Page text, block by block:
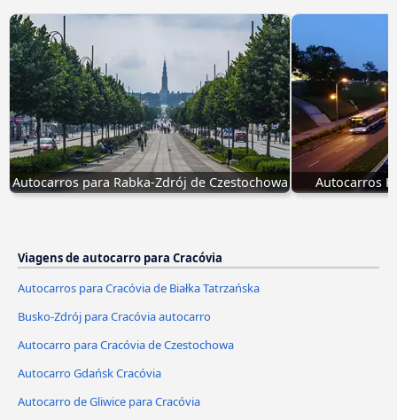
Autocarros para Rabka-Zdrój de Czestochowa Autocarros
Viagens de autocarro para Cracóvia
Autocarros para Cracóvia de Białka Tatrzańska
Busko-Zdrój para Cracóvia autocarro
Autocarro para Cracóvia de Czestochowa
Autocarro Gdańsk Cracóvia
Autocarro de Gliwice para Cracóvia